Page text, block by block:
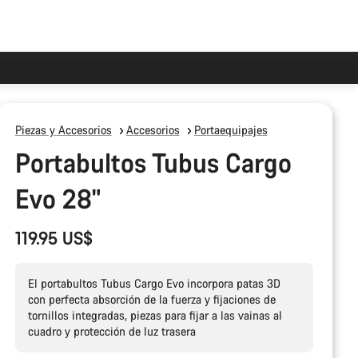
Piezas y Accesorios Accesorios Portaequipajes
Portabultos Tubus Cargo
Evo 28"
119.95 US$
El portabultos Tubus Cargo Evo incorpora patas 3D
con perfecta absorción de la fuerza y fijaciones de
tornillos integradas, piezas para fijar a las vainas al
cuadro y protección de luz trasera